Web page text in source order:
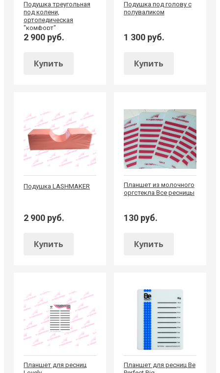
Подушка треугольная
под колени,
ортопедическая
"комфорт"
2 900 руб.
Купить
Подушка под голову с
полуваликом
1 300 руб.
Купить
Подушка LASHMAKER
2 900 руб.
Купить
Планшет из молочного
оргстекла Все ресницы
130 руб.
Купить
Планшет для ресниц
Планшет для ресниц Be